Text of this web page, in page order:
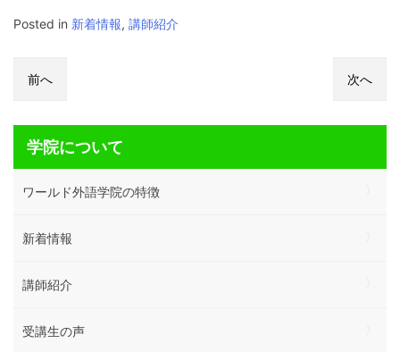
Posted in 新着情報, 講師紹介
稿
ゲ
ー
ン
前へ 次へ
学院について
ワールド外語学院の特徴
新着情報
講師紹介
受講生の声